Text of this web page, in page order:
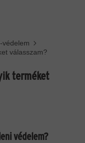
védelem
válasszam?
terméket
védelem?